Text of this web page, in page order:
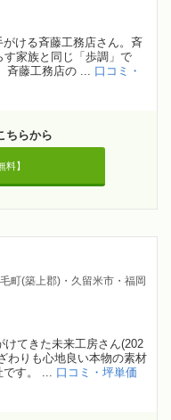
ける斉藤工務店さん。斉
家族と同じ「歩調」で
斉藤工務店の ... 口コミ・
ちらから
料】
町(築上郡)・久留米市・福岡
てきた未来工房さん(202
わりも心地良い本物の素材
です。 ... 口コミ・坪単価